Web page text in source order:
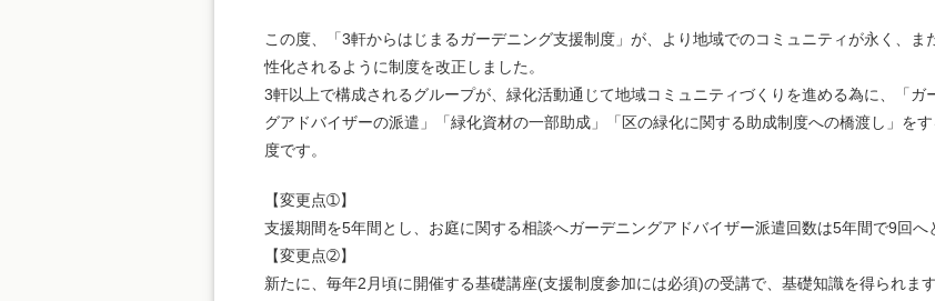
この度、「3軒からはじまるガーデニング支援制度」が、より地域でのコミュニティが永く、ま
性化されるように制度を改正しました。
3軒以上で構成されるグループが、緑化活動通じて地域コミュニティづくりを進める為に、「ガ
グアドバイザーの派遣」「緑化資材の一部助成」「区の緑化に関する助成制度への橋渡し」をす
度です。
【変更点➀】
支援期間を5年間とし、お庭に関する相談へガーデニングアドバイザー派遣回数は5年間で9回へ
【変更点➁】
新たに、毎年2月頃に開催する基礎講座(支援制度参加には必須)の受講で、基礎知識を得られま